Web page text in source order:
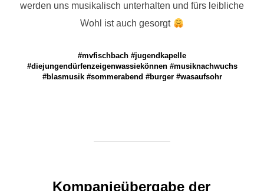
werden uns musikalisch unterhalten und fürs leibliche
Wohl ist auch gesorgt
#mvfischbach #jugendkapelle
#diejungendürfenzeigenwassiekönnen #musiknachwuchs
#blasmusik #sommerabend #burger #wasaufsohr
Kompanieübergabe der